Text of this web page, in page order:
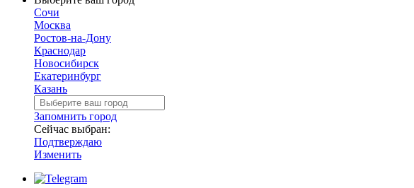
Сочи
Москва
Ростов-на-Дону
Краснодар
Новосибирск
Екатеринбург
Казань
Запомнить город
Сейчас выбран:
Подтверждаю
Изменить